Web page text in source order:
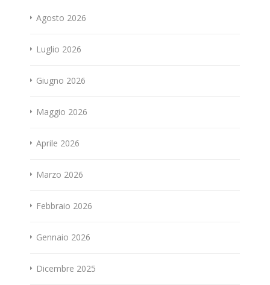
Agosto 2026
Luglio 2026
Giugno 2026
Maggio 2026
Aprile 2026
Marzo 2026
Febbraio 2026
Gennaio 2026
Dicembre 2025